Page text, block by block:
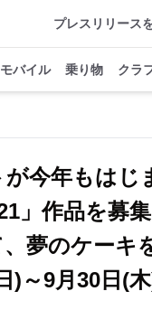
プレスリリース
モバイル 乗り物 クラ
今年もはじ
」作品を
夢のケーキ
)～9月30日(